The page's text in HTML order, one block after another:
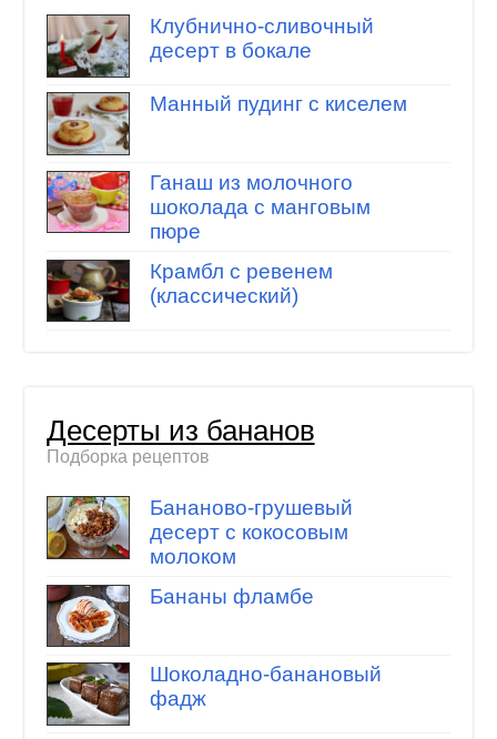
Клубнично-сливочный
десерт в бокале
Манный пудинг с киселем
Ганаш из молочного
шоколада с манговым
пюре
Крамбл с ревенем
(классический)
Десерты из бананов
Подборка рецептов
Бананово-грушевый
десерт с кокосовым
молоком
Бананы фламбе
Шоколадно-банановый
фадж